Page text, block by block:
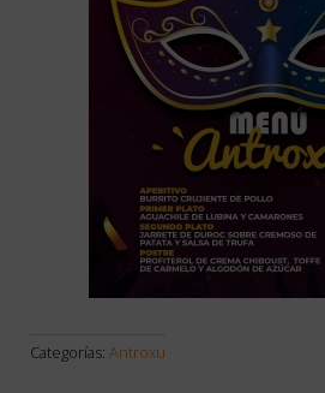
Categorías: Antroxu